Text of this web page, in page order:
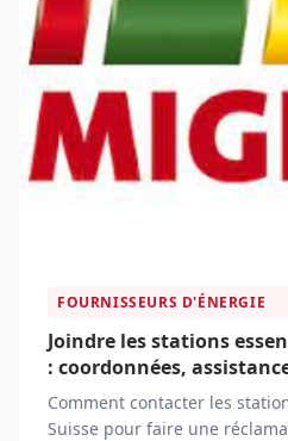
FOURNISSEURS D'ÉNERGIE
Joindre les stations
: coordonnées,
Comment contacter les
Suisse pour faire une réclamation ? Avez-